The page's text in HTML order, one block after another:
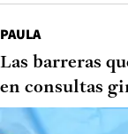
PAULA
Las barreras
en consultas